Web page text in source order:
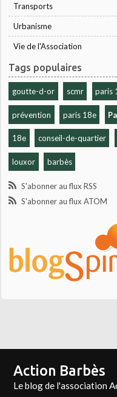
Transports
Urbanisme
Vie de l'Association
Tags populaires
goutte-d-or scmr paris
prévention paris 18e
18e conseil-de-quartier
louxor barbès
S'abonner au flux RSS
S'abonner au flux ATOM
Action Barbès
Le blog de l'association